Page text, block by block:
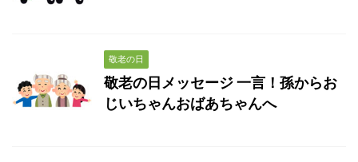
敬老の日
敬老の日メッセージ 一言！孫からお
じいちゃんおばあちゃんへ